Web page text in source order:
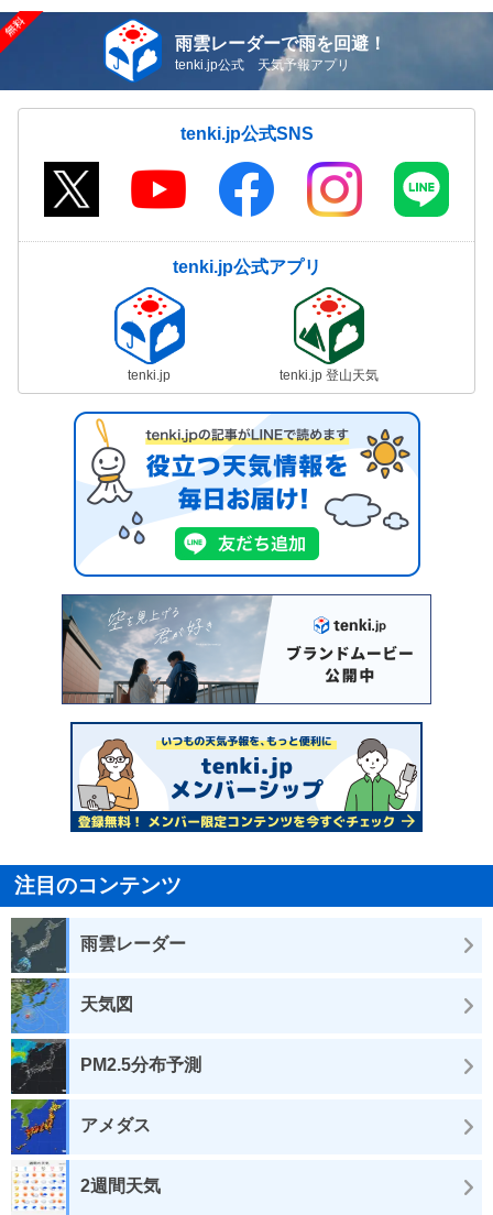
雨雲レーダーで雨を回避！
tenki.jp公式 天気予報アプリ
tenki.jp公式SNS
tenki.jp公式アプリ
tenki.jp tenki.jp 登山天気
注目のコンテンツ
雨雲レーダー
天気図
PM2.5分布予測
アメダス
2週間天気